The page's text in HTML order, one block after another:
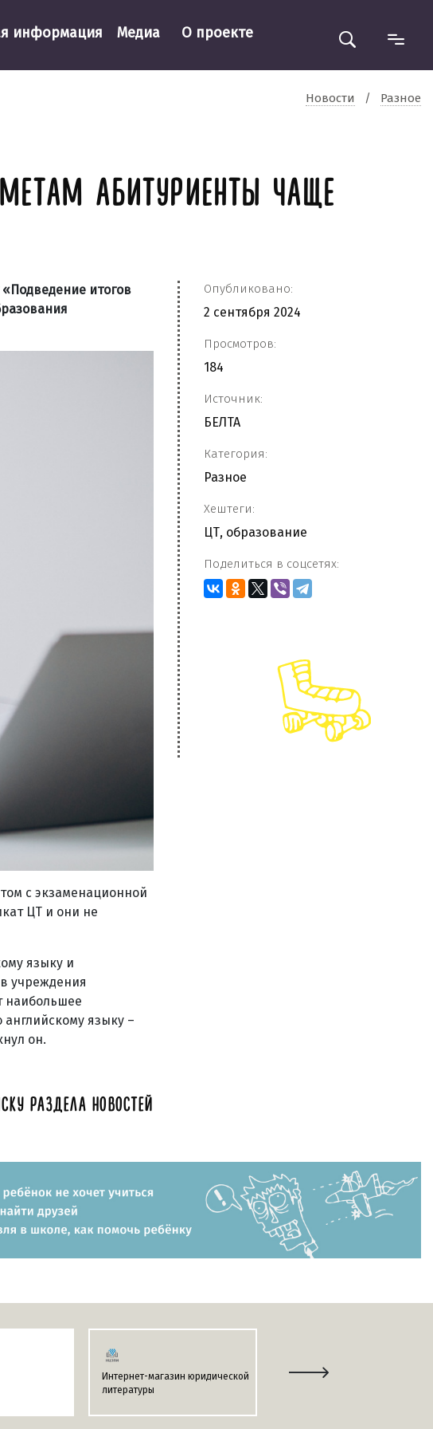
информация Медиа О проекте
Новости / Разное
АБИТУРИЕНТЫ ЧАЩЕ
итогов
с экзаменационной
ЦТ и они не
языку и
учреждения
наибольшее
языку –
он.
Опубликовано:
2 сентября 2024
Просмотров:
184
Источник:
БЕЛТА
Категория:
Разное
Хештеги:
ЦТ, образование
Поделиться в соцсетях:
РАЗДЕЛА НОВОСТЕЙ
Интернет-магазин юридической
литературы
Информационно-поисковая